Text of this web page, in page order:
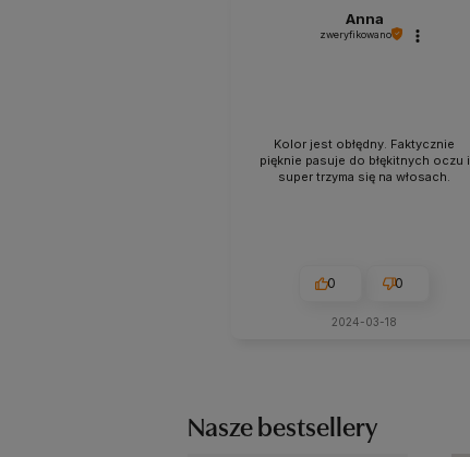
Anna
zweryfikowano
Kolor jest obłędny. Faktycznie
pięknie pasuje do błękitnych oczu i
super trzyma się na włosach.
0 0
2024-03-18
Nasze bestsellery